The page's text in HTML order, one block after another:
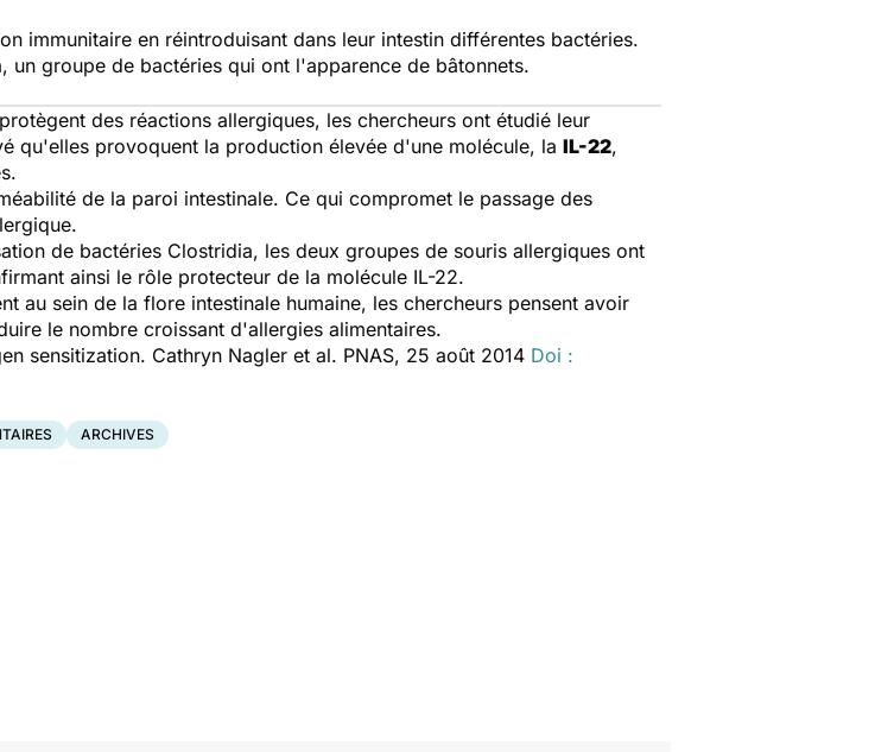
immunitaire en réintroduisant dans leur intestin différentes bactéries.
, un groupe de bactéries qui ont l'apparence de bâtonnets.
des réactions allergiques, les chercheurs ont étudié leur
qu'elles provoquent la production élevée d'une molécule, la IL-22,
de la paroi intestinale. Ce qui compromet le passage des
de bactéries Clostridia, les deux groupes de souris allergiques ont
ainsi le rôle protecteur de la molécule IL-22.
au sein de la flore intestinale humaine, les chercheurs pensent avoir
le nombre croissant d'allergies alimentaires.
sensitization. Cathryn Nagler et al. PNAS, 25 août 2014 Doi :
ARCHIVES